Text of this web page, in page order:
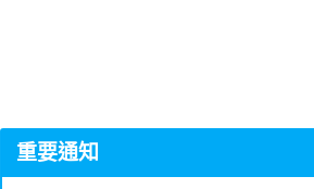
重要通知